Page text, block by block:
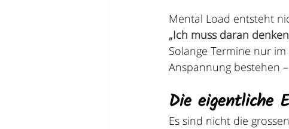
Mental Load entsteht
„Ich muss daran
Solange Termine nur
Anspannung bestehen
Die eigentliche
Es sind nicht die